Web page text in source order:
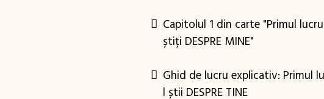
Capitolul 1 din carte "Primul
știți DESPRE MINE"
Ghid de lucru explicativ: Primul
l știi DESPRE TINE